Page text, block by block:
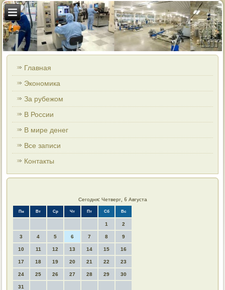
Главная
Экономика
За рубежом
В России
В мире денег
Все записи
Контакты
Сегодня: Четверг, 6 Августа
Пн Вт Ср Чт Пт Сб Вс
1 2
3 4 5 6 7 8 9
10 11 12 13 14 15 16
17 18 19 20 21 22 23
24 25 26 27 28 29 30
31